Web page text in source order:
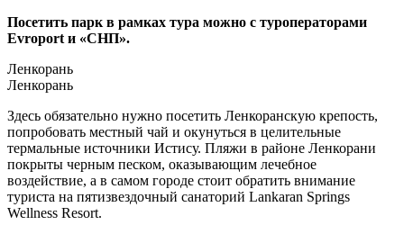
Посетить парк в рамках тура можно с туроператорами
Evroport и «СНП».
Ленкорань
Ленкорань
Здесь обязательно нужно посетить Ленкоранскую крепость,
попробовать местный чай и окунуться в целительные
термальные источники Истису. Пляжи в районе Ленкорани
покрыты черным песком, оказывающим лечебное
воздействие, а в самом городе стоит обратить внимание
туриста на пятизвездочный санаторий Lankaran Springs
Wellness Resort.